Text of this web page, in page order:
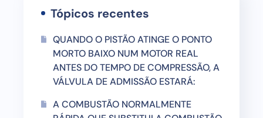
Tópicos recentes
QUANDO O PISTÃO ATINGE O PONTO
MORTO BAIXO NUM MOTOR REAL
ANTES DO TEMPO DE COMPRESSÃO, A
VÁLVULA DE ADMISSÃO ESTARÁ:
A COMBUSTÃO NORMALMENTE